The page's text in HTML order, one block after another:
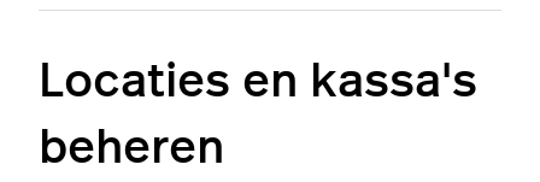
Locaties en kassa's
beheren